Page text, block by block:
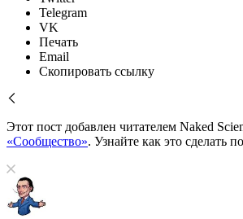
Telegram
VK
Печать
Email
Скопировать ссылку
Этот пост добавлен читателем Naked
«Сообщество». Узнайте как это сделать по